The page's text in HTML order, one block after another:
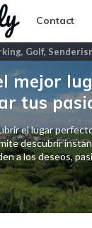
Contact
Golf,
mejor
tus
el lugar
descubrir
a los deseos,